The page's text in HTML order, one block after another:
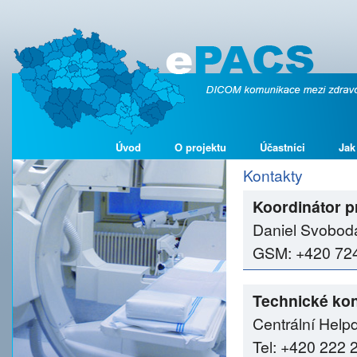
Úvod O projektu Účastníci
Kontakty
Koordinátor
Daniel
GSM: +420
Technické
Centrální
Tel: +420 222